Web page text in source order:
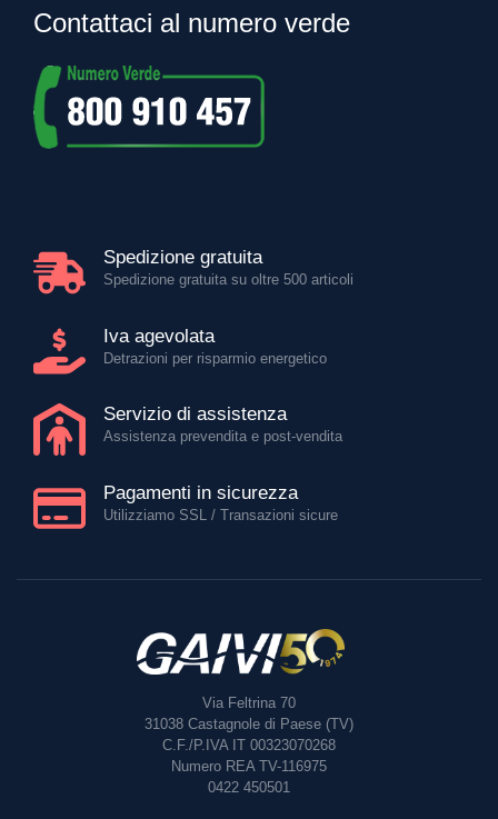
Contattaci al numero verde
Spedizione gratuita
Spedizione gratuita su oltre 500 articoli
Iva agevolata
Detrazioni per risparmio energetico
Servizio di assistenza
Assistenza prevendita e post-vendita
Pagamenti in sicurezza
Utilizziamo SSL / Transazioni sicure
Via Feltrina 70
31038 Castagnole di Paese (TV)
C.F./P.IVA IT 00323070268
Numero REA TV-116975
0422 450501